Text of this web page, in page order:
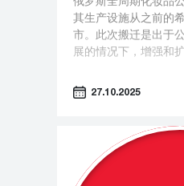
俄罗斯全周期化妆品
其生产设施从之前的
市。此次搬迁是出于
展的情况下，增强和
27.10.2025